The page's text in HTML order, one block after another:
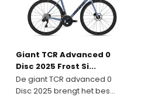
Giant TCR Advanced 0
Disc 2025 Frost Si...
De giant TCR advanced 0
Disc 2025 brengt het bes...